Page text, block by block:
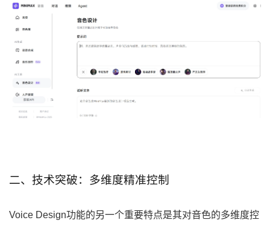
二、技术突破：多维度精准控制
Voice Design功能的另一个重要特点是其对音色的多维度控